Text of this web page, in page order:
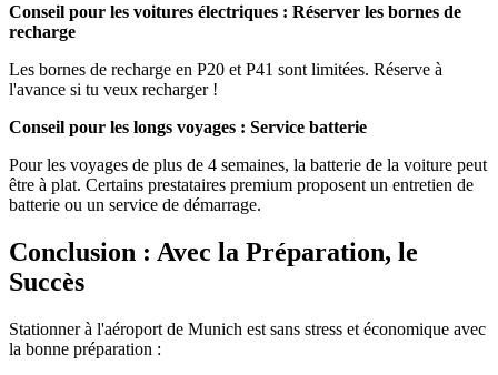
Conseil pour les voitures électriques : Réserver les bornes de
recharge
Les bornes de recharge en P20 et P41 sont limitées. Réserve à
l'avance si tu veux recharger !
Conseil pour les longs voyages : Service batterie
Pour les voyages de plus de 4 semaines, la batterie de la voiture peut
être à plat. Certains prestataires premium proposent un entretien de
batterie ou un service de démarrage.
Conclusion : Avec la Préparation, le
Succès
Stationner à l'aéroport de Munich est sans stress et économique avec
la bonne préparation :